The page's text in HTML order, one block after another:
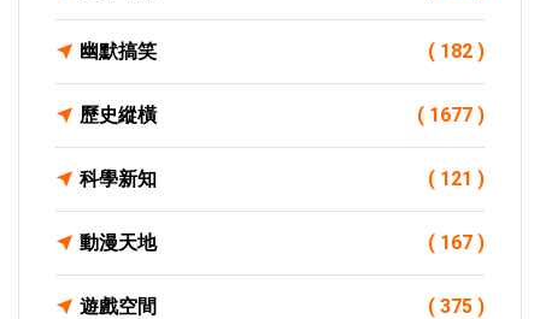
幽默搞笑 ( 182 )
歷史縱橫 ( 1677 )
科學新知 ( 121 )
動漫天地 ( 167 )
遊戲空間 ( 375 )